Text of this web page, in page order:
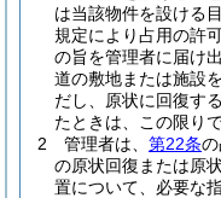
は当該物件を設ける
規定により占用の許
の旨を管理者に届け
道の敷地または施設
だし、原状に回復す
たときは、この限りで
2
管理者は、 第22条
の原状回復または原
置について、必要な